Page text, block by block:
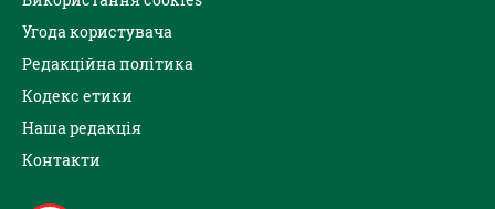
Угода користувача
Редакційна політика
Кодекс етики
Наша редакція
Контакти